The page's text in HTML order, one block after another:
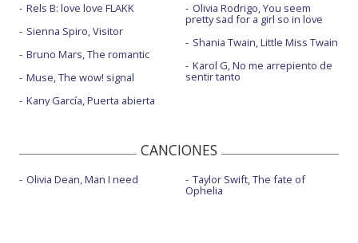
Rels B: love love FLAKK
Sienna Spiro, Visitor
Bruno Mars, The romantic
Muse, The wow! signal
Kany García, Puerta abierta
Olivia Rodrigo, You seem
pretty sad for a girl so in love
Shania Twain, Little Miss Twain
Karol G, No me arrepiento de
sentir tanto
CANCIONES
Olivia Dean, Man I need Taylor Swift, The fate of
Ophelia